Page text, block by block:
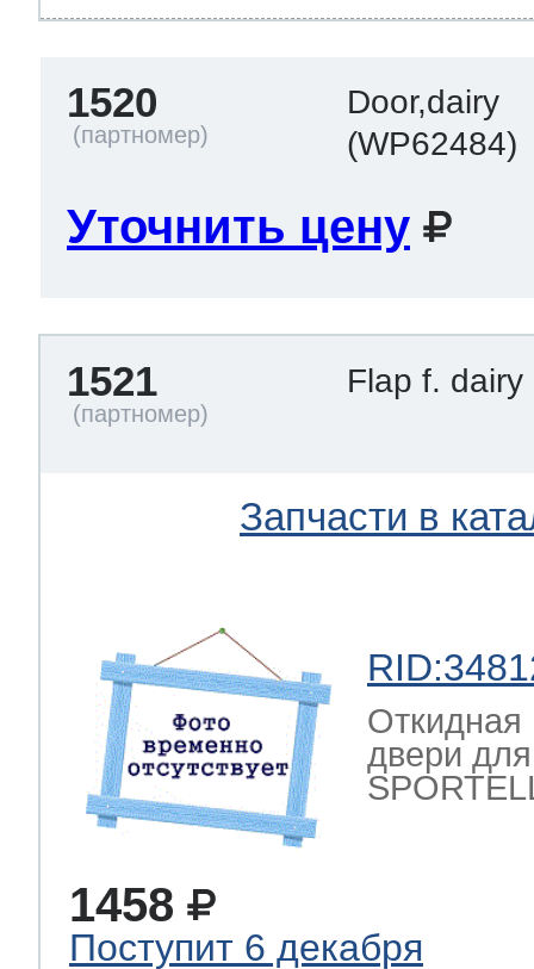
1520
Door,dairy
(WP62484)
Уточнить цену
1521 Flap f.
Запчасти в
Откидная
двери
1458
Поступит 6 декабря